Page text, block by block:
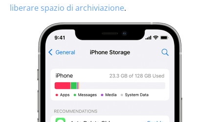
liberare spazio di archiviazione.